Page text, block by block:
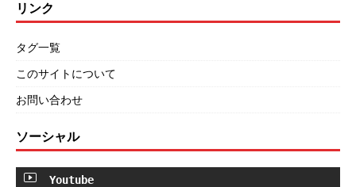
リンク
タグ一覧
このサイトについて
お問い合わせ
ソーシャル
Youtube